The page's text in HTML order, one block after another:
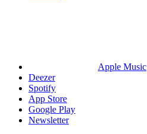
Apple Music
Deezer
Spotify
App Store
Google Play
Newsletter